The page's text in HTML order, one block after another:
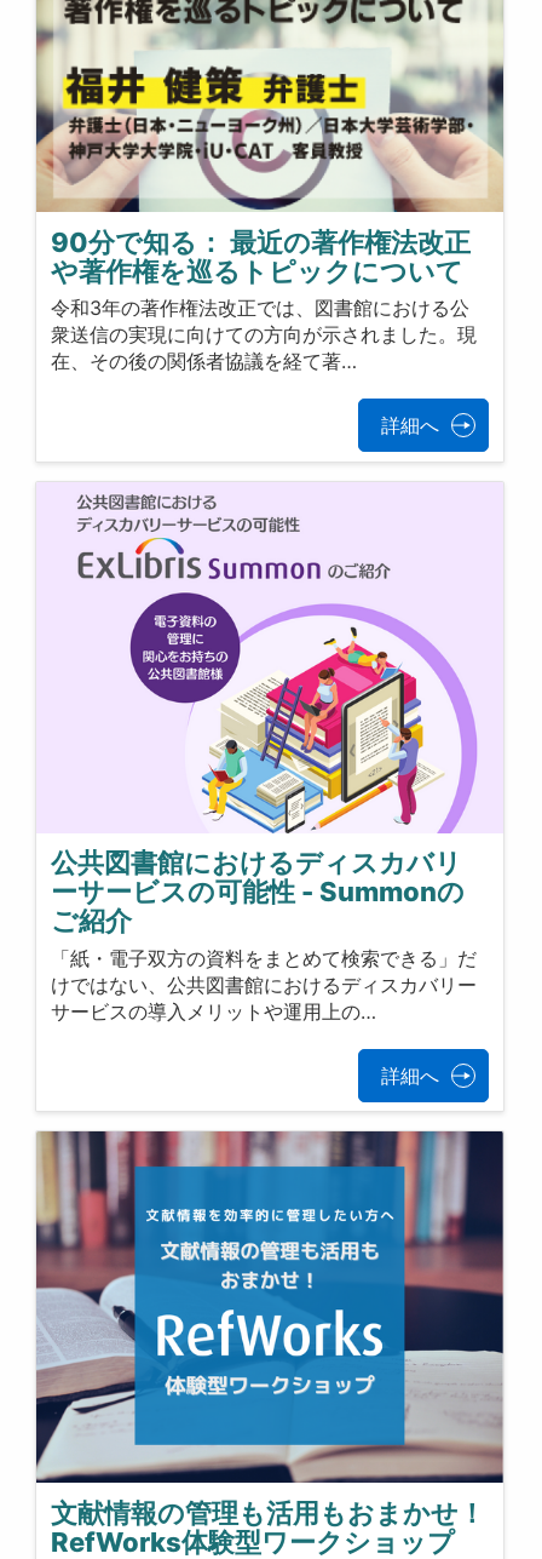
90分で知る： 最近の著作権法改正
や著作権を巡るトピックについて
令和3年の著作権法改正では、図書館における公
衆送信の実現に向けての方向が示されました。現
在、その後の関係者協議を経て著…
詳細へ
公共図書館におけるディスカバリ
ーサービスの可能性 - Summonの
ご紹介
「紙・電子双方の資料をまとめて検索できる」だ
けではない、公共図書館におけるディスカバリー
サービスの導入メリットや運用上の…
詳細へ
文献情報の管理も活用もおまかせ！
RefWorks体験型ワークショップ